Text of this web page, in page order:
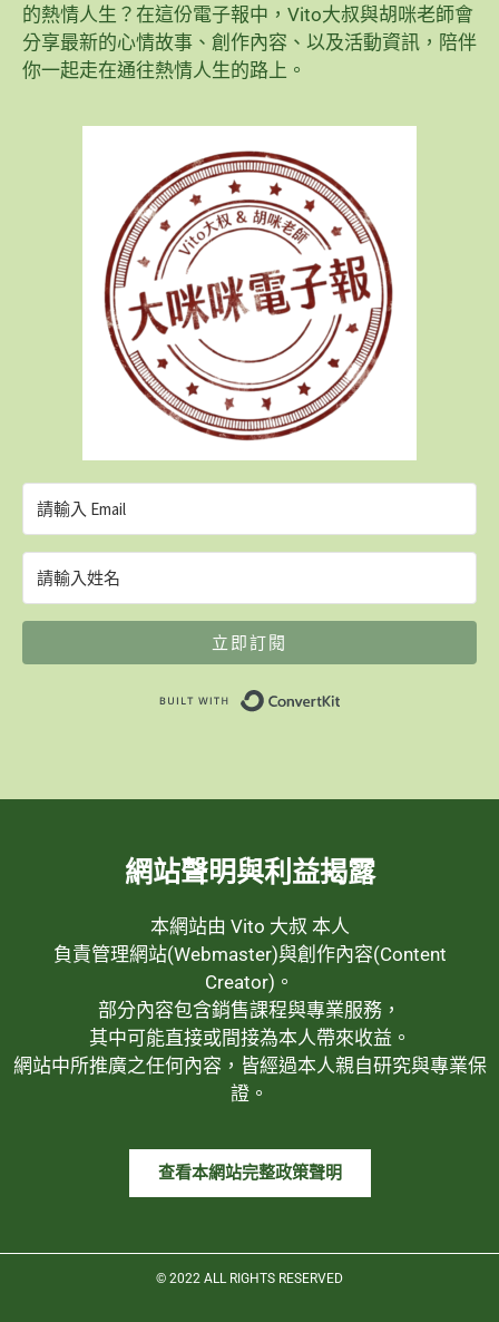
的熱情人生？在這份電子報中，Vito大叔與胡咪老師會
分享最新的心情故事、創作內容、以及活動資訊，陪伴
你一起走在通往熱情人生的路上。
立即訂閱
網站聲明與利益揭露
本網站由 Vito 大叔 本人
負責管理網站(Webmaster)與創作內容(Content
Creator)。
部分內容包含銷售課程與專業服務，
其中可能直接或間接為本人帶來收益。
網站中所推廣之任何內容，皆經過本人親自研究與專業保
證。
查看本網站完整政策聲明
© 2022 ALL RIGHTS RESERVED​